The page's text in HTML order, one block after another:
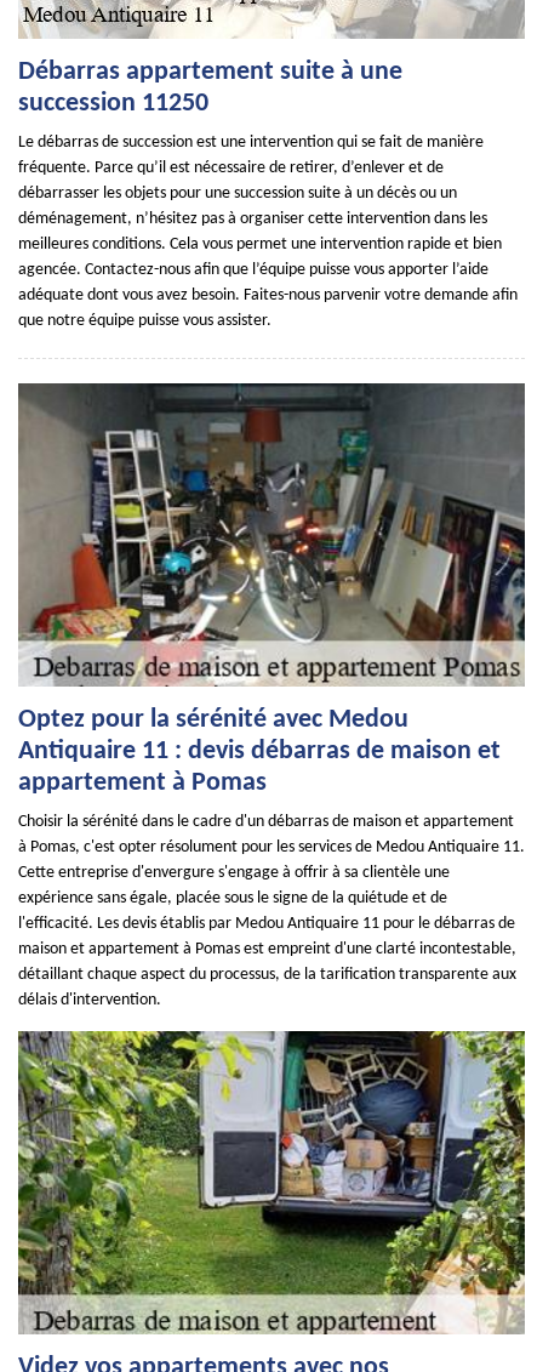
Débarras appartement suite à une
succession 11250
Le débarras de succession est une intervention qui se fait de manière
fréquente. Parce qu’il est nécessaire de retirer, d’enlever et de
débarrasser les objets pour une succession suite à un décès ou un
déménagement, n’hésitez pas à organiser cette intervention dans les
meilleures conditions. Cela vous permet une intervention rapide et bien
agencée. Contactez-nous afin que l’équipe puisse vous apporter l’aide
adéquate dont vous avez besoin. Faites-nous parvenir votre demande afin
que notre équipe puisse vous assister.
Optez pour la sérénité avec Medou
Antiquaire 11 : devis débarras de maison et
appartement à Pomas
Choisir la sérénité dans le cadre d'un débarras de maison et appartement
à Pomas, c'est opter résolument pour les services de Medou Antiquaire 11.
Cette entreprise d'envergure s'engage à offrir à sa clientèle une
expérience sans égale, placée sous le signe de la quiétude et de
l'efficacité. Les devis établis par Medou Antiquaire 11 pour le débarras de
maison et appartement à Pomas est empreint d'une clarté incontestable,
détaillant chaque aspect du processus, de la tarification transparente aux
délais d'intervention.